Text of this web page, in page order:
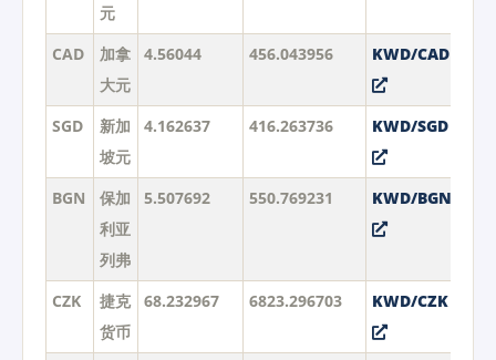
元
CAD
加拿
大元
4.56044 456.043956 KWD/CAD
SGD
新加
坡元
4.162637 416.263736 KWD/SGD
BGN
保加
利亚
列弗
5.507692 550.769231 KWD/BGN
CZK
捷克
货币
68.232967 6823.296703 KWD/CZK